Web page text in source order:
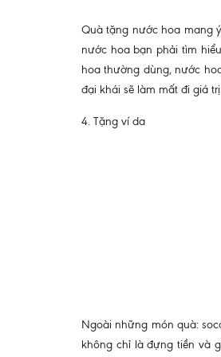
Quà tặng nước hoa mang
nước hoa bạn phải tìm
hoa thường dùng, nước
đại khái sẽ làm mất đi giá
4. Tặng ví da
Ngoài những món quà:
không chỉ là đựng tiền và